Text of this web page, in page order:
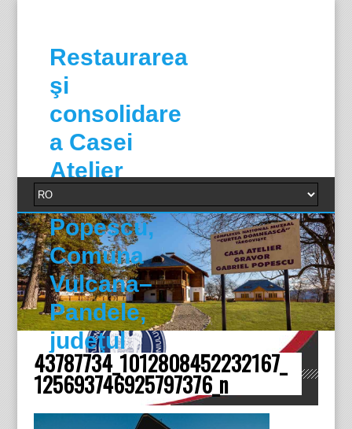
Restaurarea
şi
consolidare
a Casei
Atelier
Gabriel
Popescu,
Comuna
Vulcana–
Pandele,
judeţul
Dâmboviţa
43787734_1012808452232167_
125693746925797376_n